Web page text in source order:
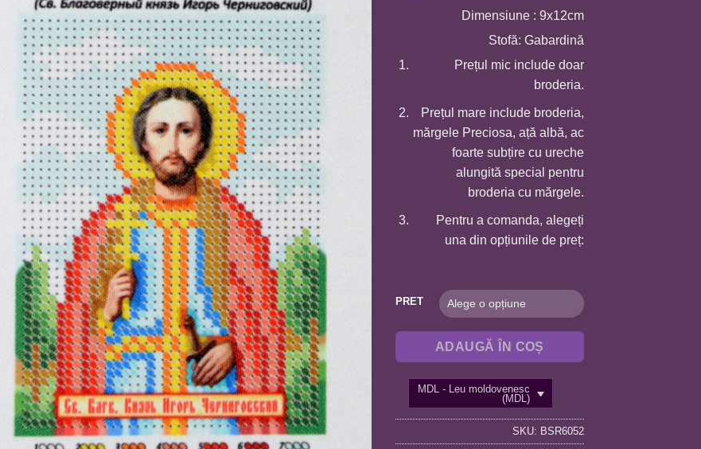
prețuri:
15,0 MDL
până
Dimensiune : 9x12cm
Stofă: Gabardină
Prețul mic include doar
broderia.
Prețul mare include broderia,
mărgele Preciosa, ață albă, ac
foarte subțire cu ureche
alungită special pentru
broderia cu mărgele.
Pentru a comanda, alegeți
una din opțiunile de preț:
PRET
ADAUGĂ ÎN COȘ
MDL - Leu moldovenesc
(MDL)
SKU: BSR6052